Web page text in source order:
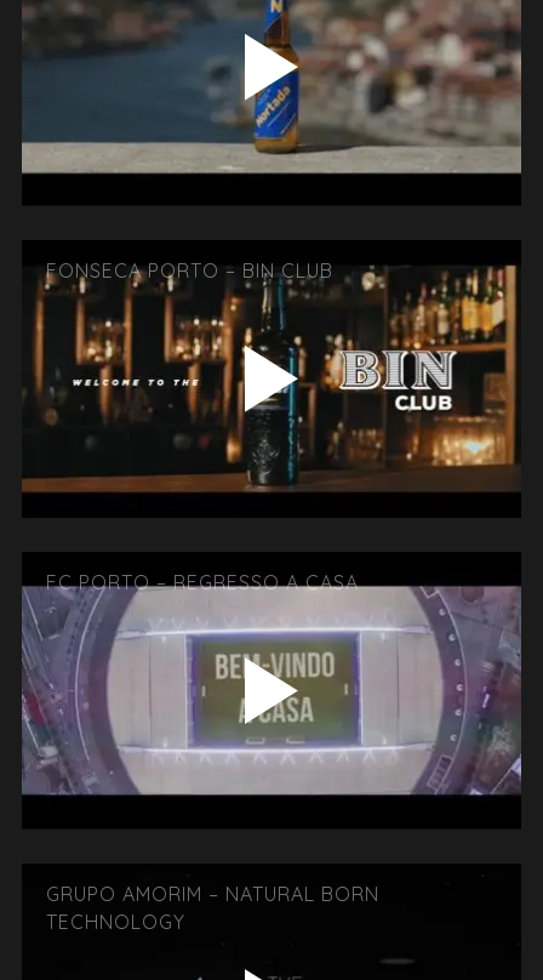
FONSECA PORTO – BIN CLUB
FC PORTO – REGRESSO A CASA
GRUPO AMORIM – NATURAL BORN
TECHNOLOGY